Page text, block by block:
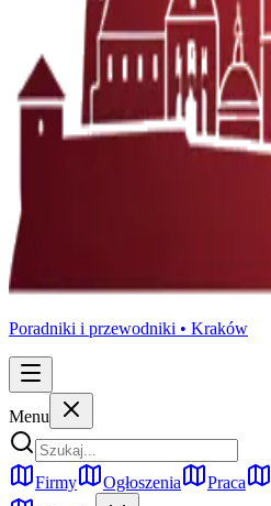
Poradniki i przewodniki • Kraków
Menu
Firmy Ogłoszenia Praca